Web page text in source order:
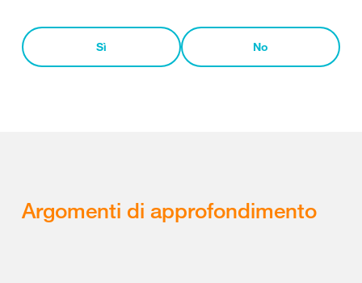
Sì No
Argomenti di approfondimento